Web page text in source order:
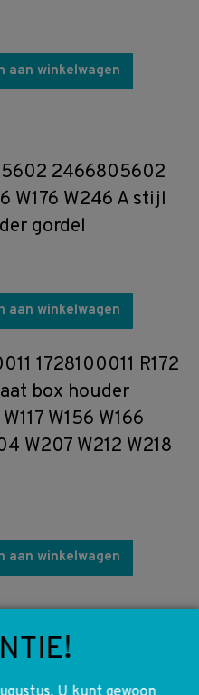
aan winkelwagen
2466805602
W176 W246 A stijl
gordel
aan winkelwagen
1728100011 R172
box houder
W156 W166
W207 W212 W218
aan winkelwagen
1766800150